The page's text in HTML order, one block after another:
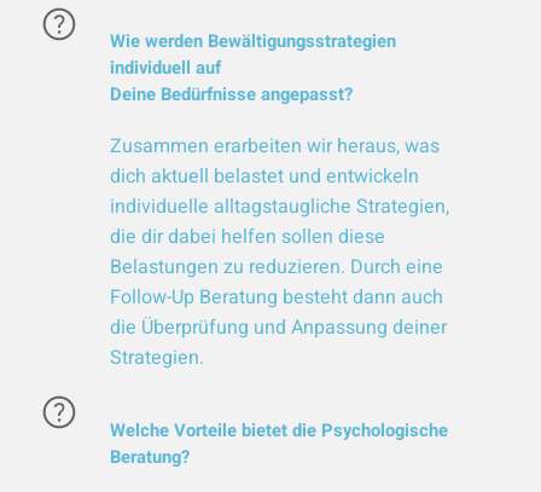
Wie werden Bewältigungsstrategien
individuell auf
Deine Bedürfnisse angepasst?
Zusammen erarbeiten wir heraus, was
dich aktuell belastet und entwickeln
individuelle alltagstaugliche Strategien,
die dir dabei helfen sollen diese
Belastungen zu reduzieren. Durch eine
Follow-Up Beratung besteht dann auch
die Überprüfung und Anpassung deiner
Strategien.
Welche Vorteile bietet die Psychologische
Beratung?